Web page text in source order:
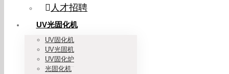
人才招聘
UV光固化机
UV固化机
UV光固机
UV固化炉
光固化机